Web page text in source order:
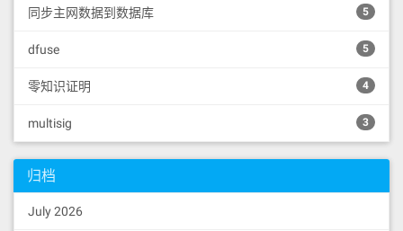
同步主网数据到数据库 5
dfuse 5
零知识证明 4
multisig 3
归档
July 2026